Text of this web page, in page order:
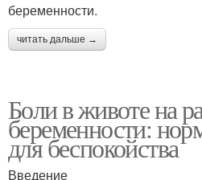
беременности.
читать дальше →
Боли в животе на
беременности:
для беспокойства
Введение